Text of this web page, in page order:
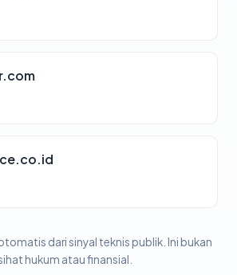
dari sinyal teknis publik. Ini bukan
hukum atau finansial.